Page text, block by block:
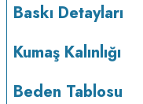
yapılmaz.
Kurutma
Baskı Detayları
Kumaş Kalınlığı
Beden Tablosu